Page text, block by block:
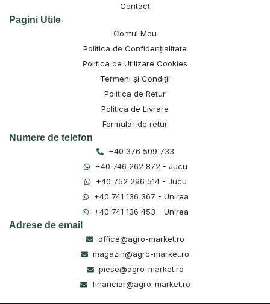
Contact
Pagini Utile
Contul Meu
Politica de Confidențialitate
Politica de Utilizare Cookies
Termeni și Condiții
Politica de Retur
Politica de Livrare
Formular de retur
Numere de telefon
+40 376 509 733
+40 746 262 872 - Jucu
+40 752 296 514 - Jucu
+40 741 136 367 - Unirea
+40 741 136 453 - Unirea
Adrese de email
office@agro-market.ro
magazin@agro-market.ro
piese@agro-market.ro
financiar@agro-market.ro